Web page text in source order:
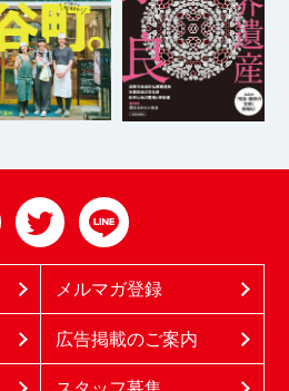
メルマガ登録
広告掲載のご案内